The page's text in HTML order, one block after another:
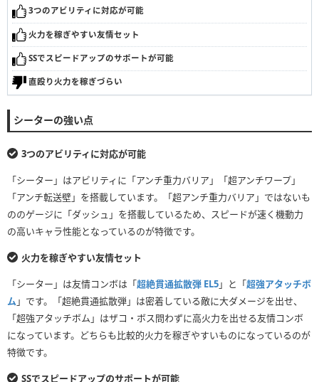
3つのアビリティに対応が可能
火力を稼ぎやすい友情セット
SSでスピードアップのサポートが可能
直殴り火力を稼ぎづらい
シーターの強い点
3つのアビリティに対応が可能
「シーター」はアビリティに「アンチ重力バリア」「超アンチワープ」
「アンチ転送壁」を搭載しています。「超アンチ重力バリア」ではないも
ののゲージに「ダッシュ」を搭載しているため、スピードが速く機動力
の高いキャラ性能となっているのが特徴です。
火力を稼ぎやすい友情セット
「シーター」は友情コンボは「超絶貫通拡散弾 EL5」と「超強アタッチボ
ム 」です。「超絶貫通拡散弾」は密着している敵に大ダメージを出せ、
「超強アタッチボム」はザコ・ボス問わずに高火力を出せる友情コンボ
になっています。どちらも比較的火力を稼ぎやすいものになっているのが
特徴です。
SSでスピードアップのサポートが可能